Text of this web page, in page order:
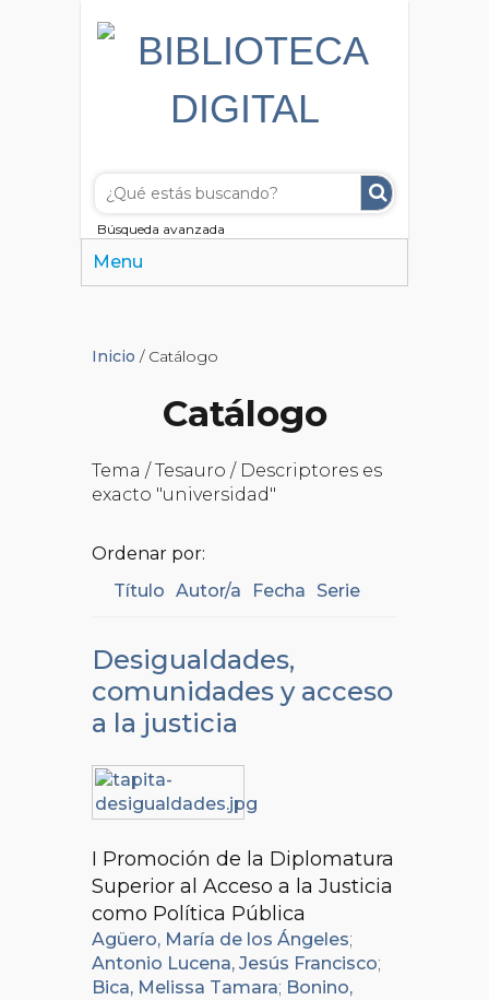
Búsqueda avanzada
Menu
Inicio / Catálogo
Catálogo
Tema / Tesauro / Descriptores es
exacto "universidad"
Ordenar por:
Título Autor/a Fecha Serie
Desigualdades,
comunidades y acceso
a la justicia
I Promoción de la Diplomatura
Superior al Acceso a la Justicia
como Política Pública
Agüero, María de los Ángeles;
Antonio Lucena, Jesús Francisco;
Bica, Melissa Tamara; Bonino,